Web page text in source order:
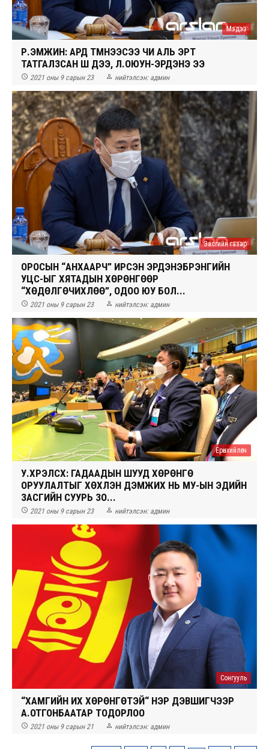
Мэдээ
Р.ЭМҮЖИН: АРД ТҮМНЭЭСЭЭ ЧИ АЛЬ ЭРТ
ТАТГАЛЗСАН ШҮҮ ДЭЭ, Л.ОЮУН-ЭРДЭНЭ ЭЭ
 2021 оны 9 сарын 23  нийтэлсэн: админ
Засгийн газар
ОРОСЫН “АНХААРЧ” ИРСЭН ЭРДЭНЭБҮРЭНГИЙН
УЦС-ЫГ ХЯТАДЫН ХӨРӨНГӨӨР
“ХӨДӨЛГӨЧИХЛӨӨ”, ОДОО ЮУ БОЛ...
 2021 оны 9 сарын 23  нийтэлсэн: админ
Ерөнхийлөгч
У.ХҮРЭЛСҮХ: ГАДААДЫН ШУУД ХӨРӨНГӨ
ОРУУЛАЛТЫГ ХӨХҮҮЛЭН ДЭМЖИХ НЬ МУ-ЫН ЭДИЙН
ЗАСГИЙН СУУРЬ ЗО...
 2021 оны 9 сарын 23  нийтэлсэн: админ
Сонгууль
“ХАМГИЙН ИХ ХӨРӨНГӨТЭЙ“ НЭР ДЭВШИГЧЭЭР
А.ОТГОНБААТАР ТОДОРЛОО
 2021 оны 9 сарын 21  нийтэлсэн: админ